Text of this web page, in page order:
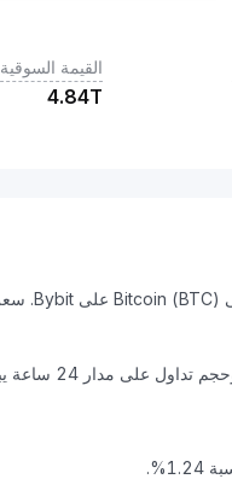
القيمة السوقية
4.84T